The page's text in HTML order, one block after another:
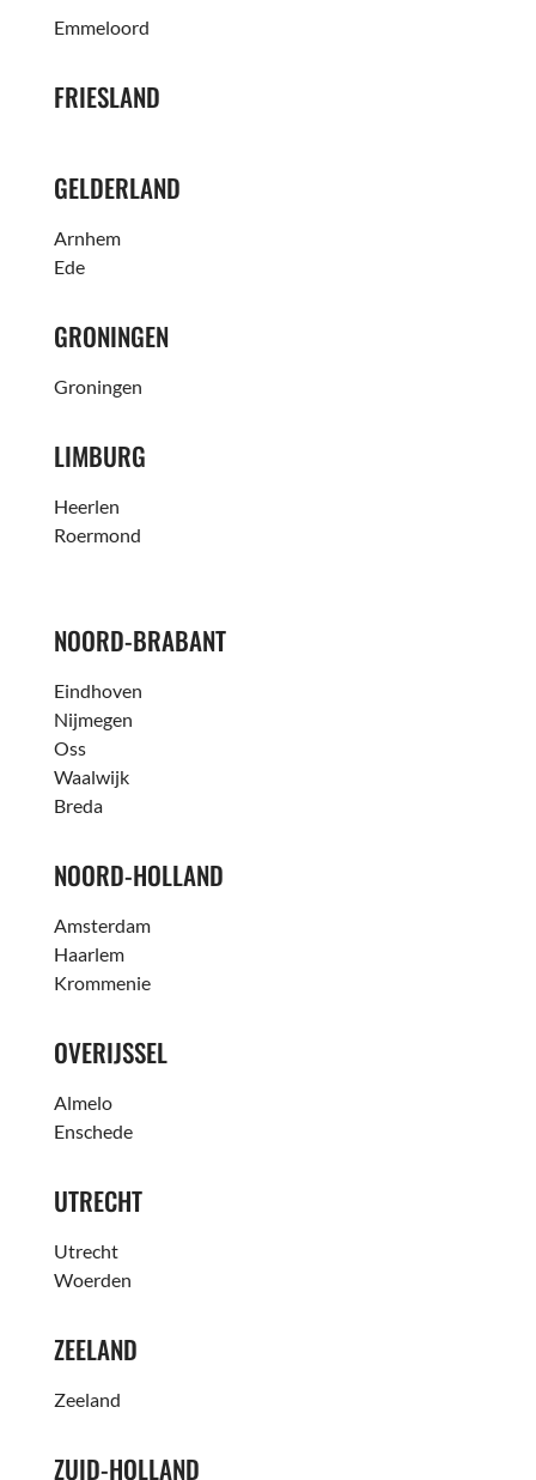
Emmeloord
FRIESLAND
GELDERLAND
Arnhem
Ede
GRONINGEN
Groningen
LIMBURG
Heerlen
Roermond
NOORD-BRABANT
Eindhoven
Nijmegen
Oss
Waalwijk
Breda
NOORD-HOLLAND
Amsterdam
Haarlem
Krommenie
OVERIJSSEL
Almelo
Enschede
UTRECHT
Utrecht
Woerden
ZEELAND
Zeeland
ZUID-HOLLAND